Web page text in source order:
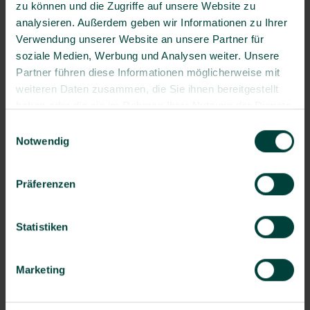
zu können und die Zugriffe auf unsere Website zu
analysieren. Außerdem geben wir Informationen zu Ihrer
Verwendung unserer Website an unsere Partner für
soziale Medien, Werbung und Analysen weiter. Unsere
Partner führen diese Informationen möglicherweise mit
weiteren Daten zusammen, die Sie ihnen bereitgestellt
Notwendig
Präferenzen
Statistiken
Marketing
Ihnen im Unternehmen
Nehmen Sie Kontakt auf –
Lassen Sie uns gemeinsam dafür sorgen, dass Ihre
Angebot einholen